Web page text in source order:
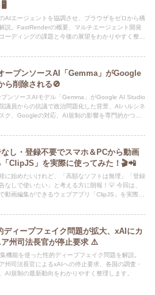
AIエージェントを協調させ、ブラウザをゼロから構
説。FastRenderの概要、マルチエージェント開発
ーディングの課題と今後の展望をわかりやすく整理
ープンソースAI「Gemma」がGoogle
ら削除される🚫
ンソースAIモデル「Gemma」がGoogle AI Studio
議員からの抗議で政治問題化した背景、AIハルシネ
ク、Googleの対応、AI規制の影響を専門的かつ分
し・登録不要でスマホ＆PCから動画
ClipJS」を実際に使ってみた！🎬📲
に始めたいけれど、「高額なソフトは無理」「登録
なしで使いたい」と考える方に朗報！💡 今回は、
動画編集ができるウェブアプリ「ClipJS」を実際に
ディープフェイク問題が拡大、xAIにカ
ア州司法長官が停止要求 ⚠️
機能を使った性的ディープフェイク問題を解説。
州司法長官によるxAIへの停止要求、各国の調査・
AI規制の最新動向をわかりやすく整理します。